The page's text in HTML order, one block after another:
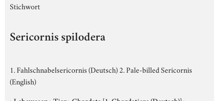
Stichwort
Sericornis spilodera
1. Fahlschnabelsericornis (Deutsch) 2. Pale-billed Sericornis
(English)